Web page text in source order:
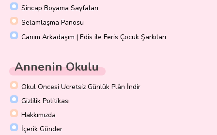
Sincap Boyama Sayfaları
Selamlaşma Panosu
Canım Arkadaşım | Edis ile Feris Çocuk Şarkıları
Annenin Okulu
Okul Öncesi Ücretsiz Günlük Plân İndir
Gizlilik Politikası
Hakkımızda
İçerik Gönder